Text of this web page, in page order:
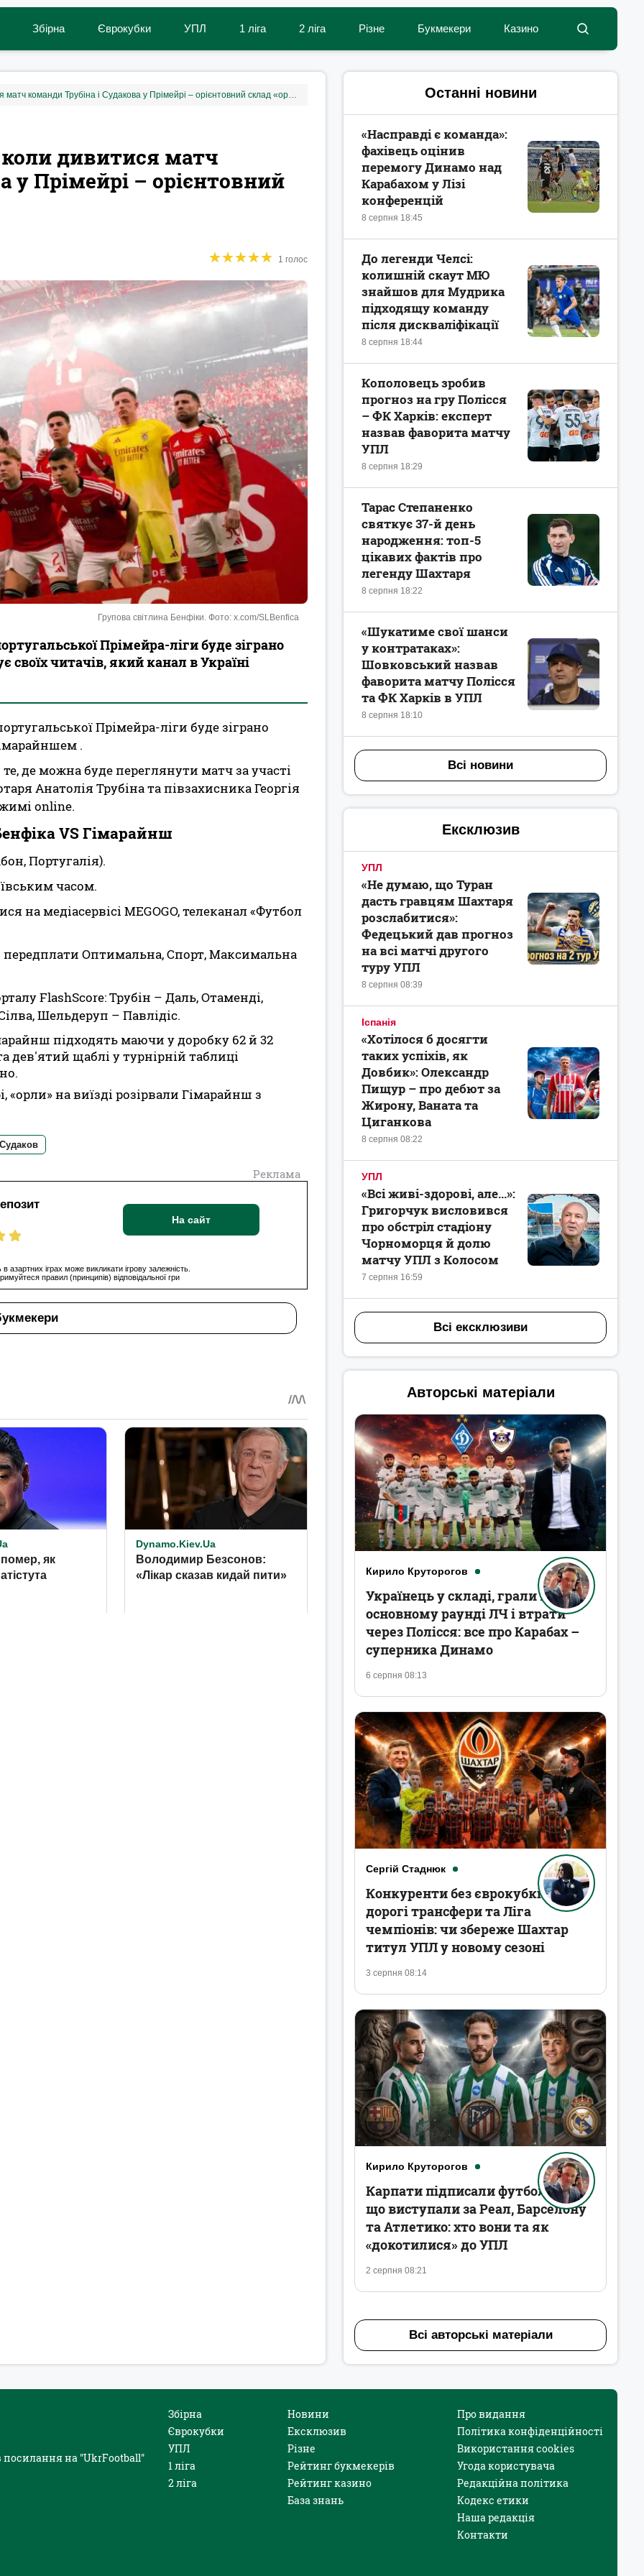
Збірна Єврокубки УПЛ 1 ліга 2 ліга Різне Букмекери Казино
Бенфіка – Гімарайнш: де й коли дивитися матч команди Трубіна і Судакова у Прімейрі – орієнтовний склад «орлів»
дивитися матч
у Прімейрі – орієнтовний
★★★★★
★★★★★ 1 голос
Групова світлина Бенфіки. Фото: x.com/SLBenfica
Прімейра-ліги буде зіграно
читачів, який канал в Україні
Прімейра-ліги буде зіграно
.
де можна буде переглянути матч за участі
Анатолія Трубіна та півзахисника Георгія
online.
VS Гімарайнш
Португалія).
часом.
на медіасервісі MEGOGO, телеканал «Футбол
Оптимальна, Спорт, Максимальна
FlashScore: Трубін – Даль, Отаменді,
Шельдеруп – Павлідіс.
підходять маючи у доробку 62 й 32
дев'ятий щаблі у турнірній таблиці
на виїзді розірвали Гімарайнш з
Реклама
На сайт
в азартних іграх може викликати ігрову залежність.
правил (принципів) відповідальної гри
Останні новини
8 серпня 18:45
«Насправді є команда»:
фахівець оцінив
перемогу Динамо над
Карабахом у Лізі
конференцій
8 серпня 18:44
До легенди Челсі:
колишній скаут МЮ
знайшов для Мудрика
підходящу команду
після дискваліфікації
8 серпня 18:29
Кополовець зробив
прогноз на гру Полісся
– ФК Харків: експерт
назвав фаворита матчу
УПЛ
8 серпня 18:22
Тарас Степаненко
святкує 37-й день
народження: топ-5
цікавих фактів про
легенду Шахтаря
8 серпня 18:10
«Шукатиме свої шанси
у контратаках»:
Шовковський назвав
фаворита матчу Полісся
та ФК Харків в УПЛ
Всі новини
Ексклюзив
УПЛ
8 серпня 08:39
«Не думаю, що Туран
дасть гравцям Шахтаря
розслабитися»:
Федецький дав прогноз
на всі матчі другого
туру УПЛ
Іспанія
8 серпня 08:22
«Хотілося б досягти
таких успіхів, як
Довбик»: Олександр
Пищур – про дебют за
Жирону, Ваната та
Циганкова
УПЛ
7 серпня 16:59
«Всі живі-здорові, але...»:
Григорчук висловився
про обстріл стадіону
Чорноморця й долю
матчу УПЛ з Колосом
Всі ексклюзиви
Авторські матеріали
Кирило Круторогов
6 серпня 08:13
Українець у складі, грали в
основному раунді ЛЧ і втрати
через Полісся: все про Карабах –
суперника Динамо
Сергій Стаднюк
3 серпня 08:14
Конкуренти без єврокубків,
дорогі трансфери та Ліга
чемпіонів: чи збереже Шахтар
титул УПЛ у новому сезоні
Кирило Круторогов
2 серпня 08:21
Карпати підписали футболістів,
що виступали за Реал, Барселону
та Атлетико: хто вони та як
«докотилися» до УПЛ
Всі авторські матеріали
посилання на "UkrFootball"
Збірна
Єврокубки
УПЛ
1 ліга
2 ліга
Новини
Ексклюзив
Різне
Рейтинг букмекерів
Рейтинг казино
База знань
Про видання
Політика конфіденційності
Використання cookies
Угода користувача
Редакційна політика
Кодекс етики
Наша редакція
Контакти